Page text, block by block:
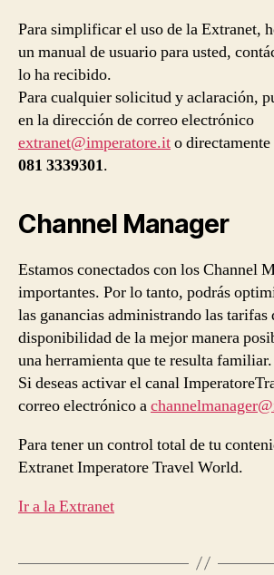
Para simplificar el uso de la Extranet,
un manual de usuario para usted,
lo ha recibido.
Para cualquier solicitud y aclaración,
en la dirección de correo electrónico
extranet@imperatore.ito
081 3339301.
Channel Manager
Estamos conectados con los Channel
importantes. Por lo tanto, podrás
las ganancias administrando las
disponibilidad de la mejor manera
una herramienta que te resulta familiar.
Si deseas activar el canal
correo electrónico a
Para tener un control total de tu
Extranet Imperatore Travel World.
Ir a la Extranet